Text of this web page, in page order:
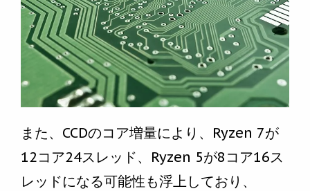
また、CCDのコア増量により、Ryzen 7が
12コア24スレッド、Ryzen 5が8コア16ス
レッドになる可能性も浮上しており、